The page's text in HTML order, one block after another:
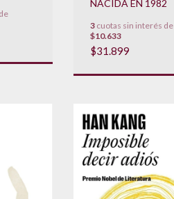
NACIDA EN 1982
3cuotas sin interés de
$10.633
$31.899